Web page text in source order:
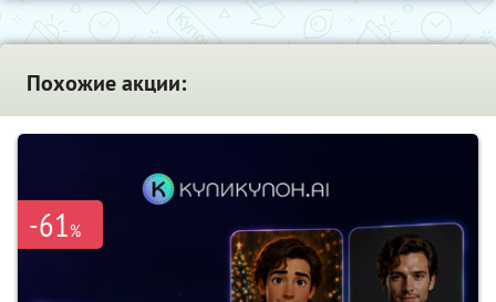
Похожие акции:
-61%